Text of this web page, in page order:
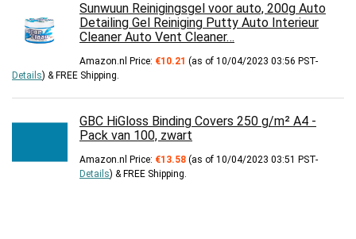
Sunwuun Reinigingsgel voor auto, 200g Auto
Detailing Gel Reiniging Putty Auto Interieur
Cleaner Auto Vent Cleaner…
Amazon.nl Price: €10.21 (as of 10/04/2023 03:56 PST-
Details) & FREE Shipping.
GBC HiGloss Binding Covers 250 g/m² A4 -
Pack van 100, zwart
Amazon.nl Price: €13.58 (as of 10/04/2023 03:51 PST-
Details) & FREE Shipping.